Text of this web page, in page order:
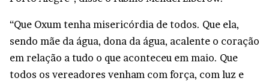
“Que Oxum tenha misericórdia de todos. Que ela,
sendo mãe da água, dona da água, acalente o coração
em relação a tudo o que aconteceu em maio. Que
todos os vereadores venham com força, com luz e